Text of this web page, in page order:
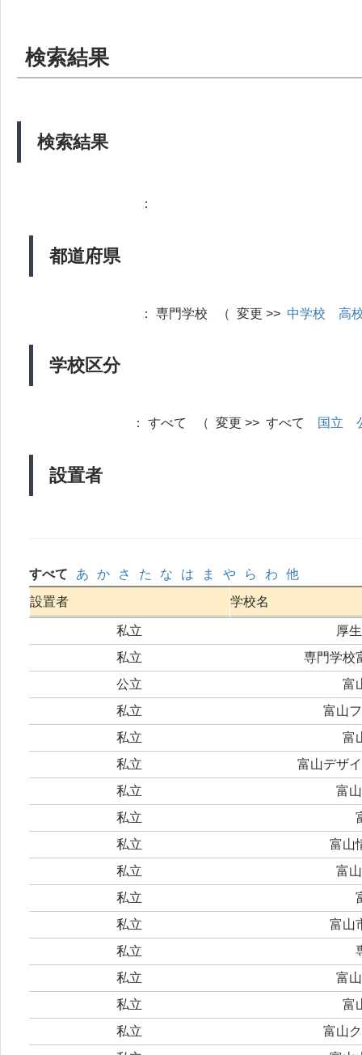
検索結果
検索結果
都道府県
：
学校区分
： 専門学校 （ 変更 >> 中学校 高
設置者
： すべて （ 変更 >> すべて 国立
すべて あ か さ た な は ま や ら わ
他
設置者
学校名
私立
厚
私立
専門学校
公立
富
私立
富山
私立
富
私立
富山デザ
私立
富
私立
私立
富山
私立
富
私立
私立
富山
私立
私立
富
私立
富
私立
富山